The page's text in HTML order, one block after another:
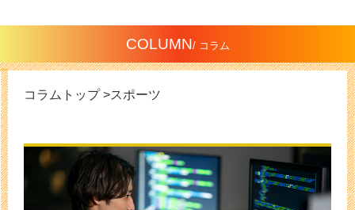
COLUMN/ コラム
コラムトップ >スポーツ